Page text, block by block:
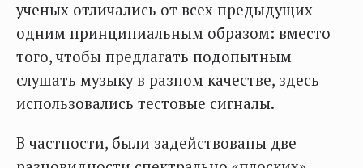
ученых отличались от всех предыдущих
одним принципиальным образом: вместо
того, чтобы предлагать подопытным
слушать музыку в разном качестве, здесь
использовались тестовые сигналы.
В частности, были задействованы две